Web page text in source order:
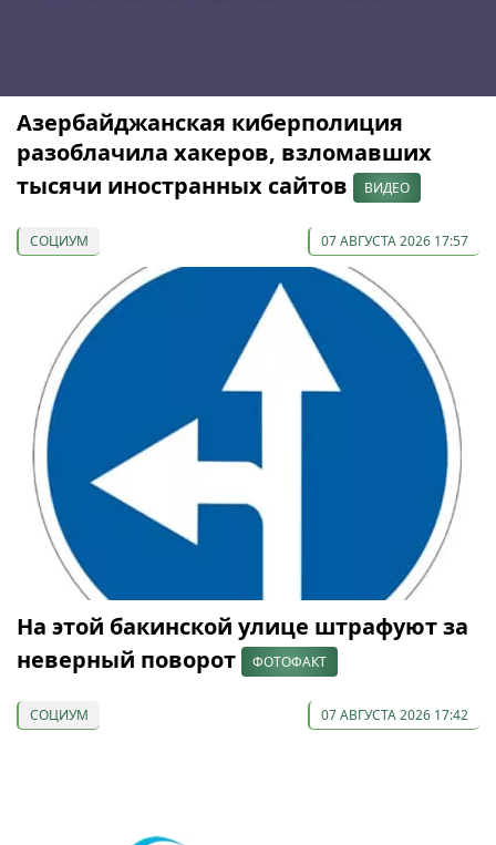
Азербайджанская киберполиция
разоблачила хакеров, взломавших
тысячи иностранных сайтов
ВИДЕО
СОЦИУМ 07 АВГУСТА 2026 17:57
На этой бакинской улице штрафуют за
неверный поворот
ФОТОФАКТ
СОЦИУМ 07 АВГУСТА 2026 17:42